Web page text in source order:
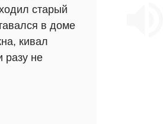
старый
в доме
кивал
разу не